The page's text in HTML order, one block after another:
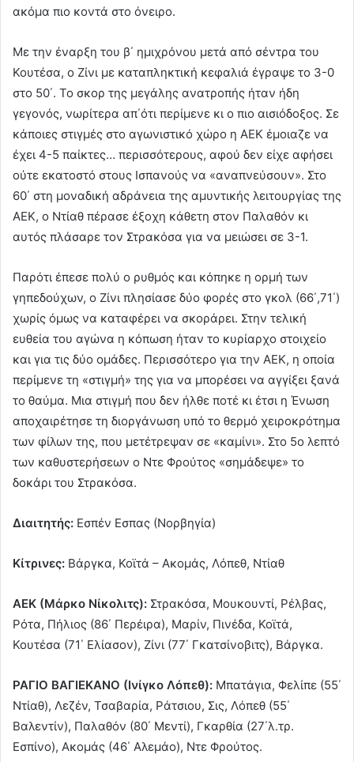
ακόμα πιο κοντά στο όνειρο.
Με την έναρξη του β΄ ημιχρόνου μετά από σέντρα του
Κουτέσα, ο Ζίνι με καταπληκτική κεφαλιά έγραψε το 3-0
στο 50΄. Το σκορ της μεγάλης ανατροπής ήταν ήδη
γεγονός, νωρίτερα απ΄ότι περίμενε κι ο πιο αισιόδοξος. Σε
κάποιες στιγμές στο αγωνιστικό χώρο η ΑΕΚ έμοιαζε να
έχει 4-5 παίκτες… περισσότερους, αφού δεν είχε αφήσει
ούτε εκατοστό στους Ισπανούς να «αναπνεύσουν». Στο
60΄ στη μοναδική αδράνεια της αμυντικής λειτουργίας της
ΑΕΚ, ο Ντίαθ πέρασε έξοχη κάθετη στον Παλαθόν κι
αυτός πλάσαρε τον Στρακόσα για να μειώσει σε 3-1.
Παρότι έπεσε πολύ ο ρυθμός και κόπηκε η ορμή των
γηπεδούχων, ο Ζίνι πλησίασε δύο φορές στο γκολ (66΄,71΄)
χωρίς όμως να καταφέρει να σκοράρει. Στην τελική
ευθεία του αγώνα η κόπωση ήταν το κυρίαρχο στοιχείο
και για τις δύο ομάδες. Περισσότερο για την ΑΕΚ, η οποία
περίμενε τη «στιγμή» της για να μπορέσει να αγγίξει ξανά
το θαύμα. Μια στιγμή που δεν ήλθε ποτέ κι έτσι η Ένωση
αποχαιρέτησε τη διοργάνωση υπό το θερμό χειροκρότημα
των φίλων της, που μετέτρεψαν σε «καμίνι». Στο 5ο λεπτό
των καθυστερήσεων ο Ντε Φρούτος «σημάδεψε» το
δοκάρι του Στρακόσα.
Διαιτητής: Εσπέν Εσπας (Νορβηγία)
Κίτρινες: Βάργκα, Κοϊτά – Ακομάς, Λόπεθ, Ντίαθ
ΑΕΚ (Μάρκο Νίκολιτς): Στρακόσα, Μουκουντί, Ρέλβας,
Ρότα, Πήλιος (86΄ Περέιρα), Μαρίν, Πινέδα, Κοϊτά,
Κουτέσα (71΄ Ελίασον), Ζίνι (77΄ Γκατσίνοβιτς), Βάργκα.
ΡΑΓΙΟ ΒΑΓΙΕΚΑΝΟ (Ινίγκο Λόπεθ): Μπατάγια, Φελίπε (55΄
Ντίαθ), Λεζέν, Τσαβαρία, Ράτσιου, Σις, Λόπεθ (55΄
Βαλεντίν), Παλαθόν (80΄ Μεντί), Γκαρθία (27΄λ.τρ.
Εσπίνο), Ακομάς (46΄ Αλεμάο), Ντε Φρούτος.